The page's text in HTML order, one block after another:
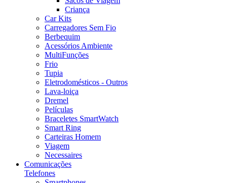
Criança
Car Kits
Carregadores Sem Fio
Berbequim
Acessórios Ambiente
MultiFunções
Frio
Tupia
Eletrodomésticos - Outros
Lava-loiça
Dremel
Películas
Braceletes SmartWatch
Smart Ring
Carteiras Homem
Viagem
Necessaires
Comunicações
Telefones